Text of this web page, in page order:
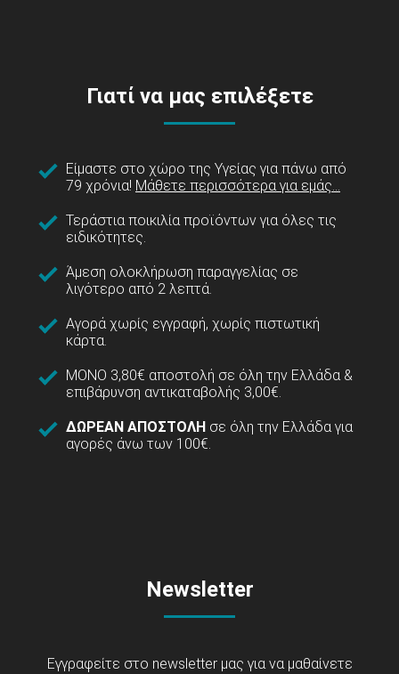
Γιατί να μας επιλέξετε
Είμαστε στο χώρο της Υγείας για πάνω από
79 χρόνια! Μάθετε περισσότερα για εμάς...
Τεράστια ποικιλία προϊόντων για όλες τις
ειδικότητες.
Άμεση ολοκλήρωση παραγγελίας σε
λιγότερο από 2 λεπτά.
Αγορά χωρίς εγγραφή, χωρίς πιστωτική
κάρτα.
ΜΟΝΟ 3,80€ αποστολή σε όλη την Ελλάδα &
επιβάρυνση αντικαταβολής 3,00€.
ΔΩΡΕΑΝ ΑΠΟΣΤΟΛΗ σε όλη την Ελλάδα για
αγορές άνω των 100€.
Newsletter
Εγγραφείτε στο newsletter μας για να μαθαίνετε